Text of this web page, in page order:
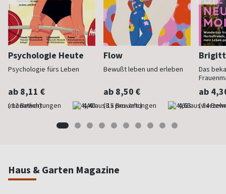
Psychologie Heute
Psychologie fürs Leben
ab 8,11 €
(monatlich) 4,40
Flow
Bewußt leben und erleben
ab 8,50 €
(8 x pro Jahr) 4,63
Das
ab
Haus & Garten Magazine